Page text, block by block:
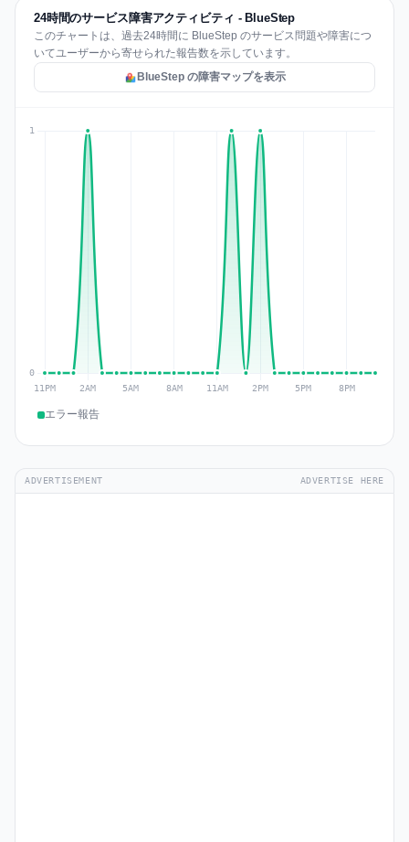
24時間のサービス障害アクティビティ - BlueStep
このチャートは、過去24時間に BlueStep のサービス問題や障害につ
いてユーザーから寄せられた報告数を示しています。
BlueStep の障害マップを表示
エラー報告
ADVERTISEMENT ADVERTISE HERE